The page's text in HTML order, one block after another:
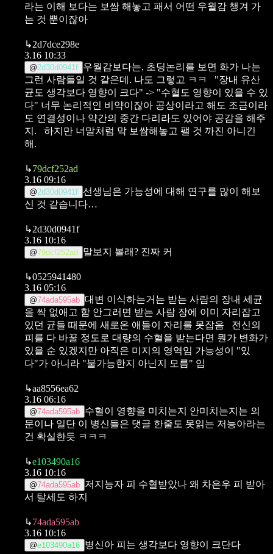
라는 이해 보다는 보쌈 해놓고 패서 어떤 우월감 챙겨 가
는 것 뿐이잖아
↳2d7dce298e
3.16 10:33
@2d30d0941f 우월감보다는, 초딩논리를 보면 화가 나는
그런 사람들일 것 같은데. 나도 그렇고 ㅋㅋ
"장내 유산
균도 생각보다 영향이 크다" -> "수혈도 영향이 있을 수 있
다" 너무 논리적인 비약이잖아 공상이라고 해도 조금이라
도 연결성이나 약간의 중간 다리라도 있어야 공감을 해주
지.
하지만 너말처럼 막 보쌈해놓고 팰 것 까진 아니긴
해.
↳79dcf252ad
3.16 09:16
@2d30d0941f 선생님은 가능성에 대해 연구를 많이 해보
신 것 같습니다…
↳2d30d0941f
3.16 10:16
@79dcf252ad 말보지 볼래? 진짜 커
↳0525941480
3.16 05:16
@74ada595ab 대변 이식하는거는 받는 사람의 장내 세균
을 싹 없애고 함 안그러면 받는 사람 장에 이미 자리잡고
있던 균들 때문에 새로온 애들이 자리를 못잡음
전신의
피를 다 바꿀 정도로 대량의 수혈을 받는다면 뭔가 변화가
있을 순 있겠지만 아직은 미지의 영역임 가능성이 "있
다"가 아니라 "불가능한지 아닌지 모름" 임
↳aa8556ea62
3.16 06:16
@74ada595ab 수혈이 영향을 미치는지 안미치는지는 의
문이나 일단 이 병신들은 댓글 한줄도 못읽는 저능아라는
건 확실한듯 ㅋㅋㅋ
↳e103490a16
3.16 10:16
@74ada595ab 저지능자 피 수혈받았나 왜 차은우 피 받아
서 탈세도 하지
↳74ada595ab
3.16 10:16
@e103490a16 병신아 피는 생각보다 영향이 크단다